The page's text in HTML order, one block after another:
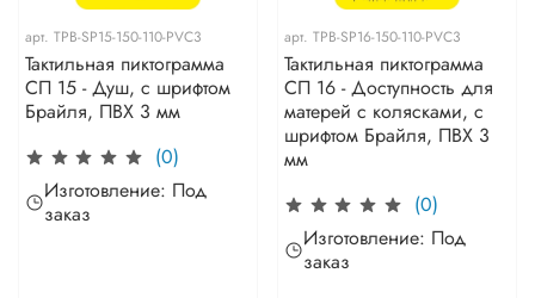
арт. TPB-SP15-150-110-PVC3
Тактильная пиктограмма
СП 15 - Душ, с шрифтом
Брайля, ПВХ 3 мм
(0)
Изготовление: Под
заказ
арт. TPB-SP16-150-110-PVC3
Тактильная пиктограмма
СП 16 - Доступность для
матерей с колясками, с
шрифтом Брайля, ПВХ 3
мм
(0)
Изготовление: Под
заказ